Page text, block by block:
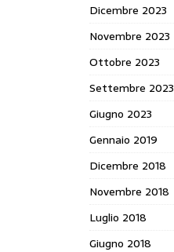
Dicembre 2023
Novembre 2023
Ottobre 2023
Settembre 2023
Giugno 2023
Gennaio 2019
Dicembre 2018
Novembre 2018
Luglio 2018
Giugno 2018